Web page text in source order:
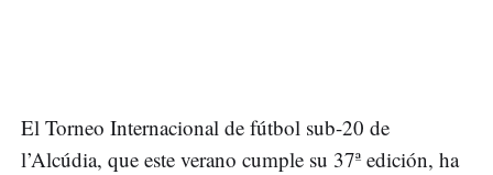
El Torneo Internacional de fútbol sub-20 de
l’Alcúdia, que este verano cumple su 37ª edición, ha